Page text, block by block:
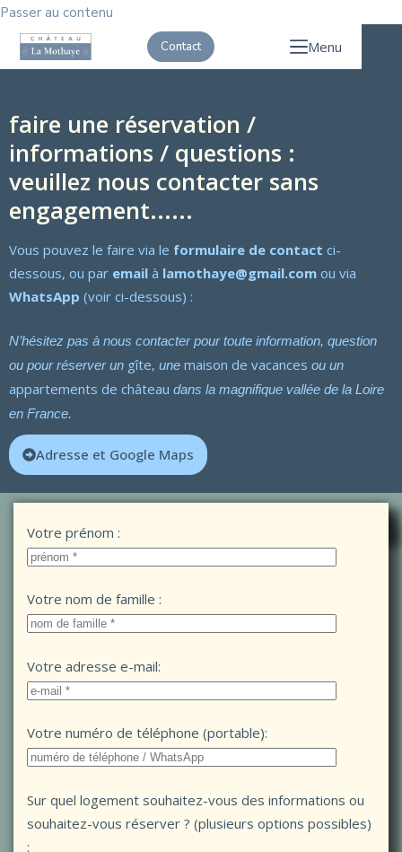
Passer au contenu
Contact Menu
faire une réservation /
informations / questions :
veuillez nous contacter sans
engagement......
Vous pouvez le faire via le formulaire de contact ci-
dessous, ou par email à lamothaye@gmail.com ou via
WhatsApp (voir ci-dessous) :
N’hésitez pas à nous contacter pour toute information, question
ou pour réserver un gîte, une maison de vacances ou un
appartements de château dans la magnifique vallée de la Loire
en France.
Adresse et Google Maps
Votre prénom :
Votre nom de famille :
Votre adresse e-mail:
Votre numéro de téléphone (portable):
Sur quel logement souhaitez-vous des informations ou
souhaitez-vous réserver ? (plusieurs options possibles)
: